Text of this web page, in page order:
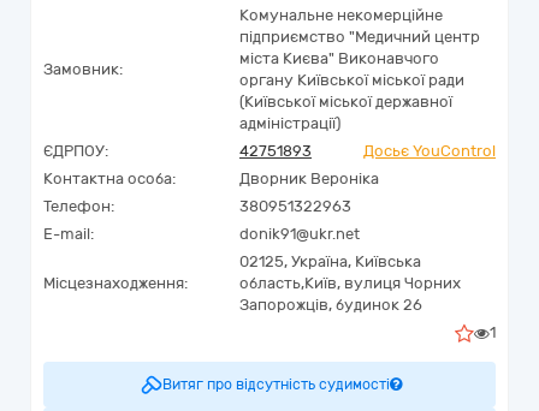
Замовник:
Комунальне некомерційне
підприємство "Медичний центр
міста Києва" Виконавчого
органу Київської міської ради
(Київської міської державної
адміністрації)
ЄДРПОУ:
42751893
Досьє YouControl
Контактна особа:
Дворник Вероніка
Телефон:
380951322963
E-mail:
donik91@ukr.net
Місцезнаходження:
02125, Україна, Київська
область,Київ, вулиця Чорних
Запорожців, будинок 26
1
Витяг про відсутність судимості